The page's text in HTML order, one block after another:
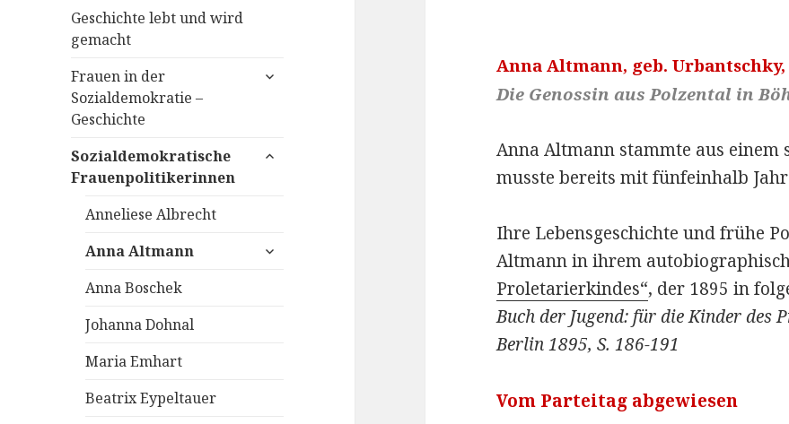
Geschichte lebt und wird
gemacht
Frauen in der
Sozialdemokratie –
Geschichte
untermenü
Sozialdemokratische
Frauenpolitikerinnen
untermenü
Anneliese Albrecht
Anna Altmann
untermenü
Anna Boschek
Johanna Dohnal
Maria Emhart
Beatrix Eypeltauer
Anna Altmann, geb. Urbantschky,
Die Genossin aus Polzental in
Anna Altmann stammte aus
musste bereits mit fünfeinhalb
Ihre Lebensgeschichte und frühe
Altmann in ihrem
Proletarierkindes“, der 1895 in
Buch der Jugend: für die Kinder des
Berlin 1895, S. 186-191
Vom Parteitag abgewiesen